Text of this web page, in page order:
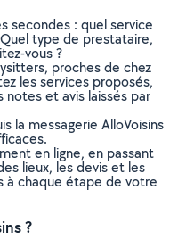
secondes : quel service
type de prestataire,
vous ?
proches de chez
les services proposés,
notes et avis laissés par
la messagerie AlloVoisins
en ligne, en passant
lieux, les devis et les
à chaque étape de votre
?